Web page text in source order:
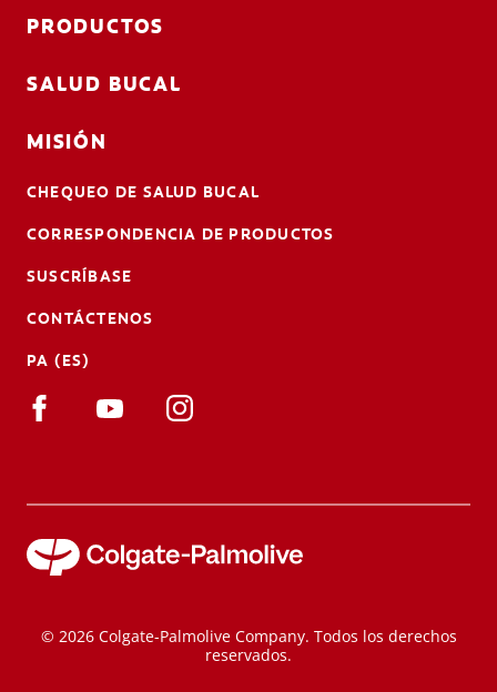
PRODUCTOS
SALUD BUCAL
MISIÓN
CHEQUEO DE SALUD BUCAL
CORRESPONDENCIA DE PRODUCTOS
SUSCRÍBASE
CONTÁCTENOS
PA (ES)
© 2026 Colgate-Palmolive Company. Todos los derechos
reservados.